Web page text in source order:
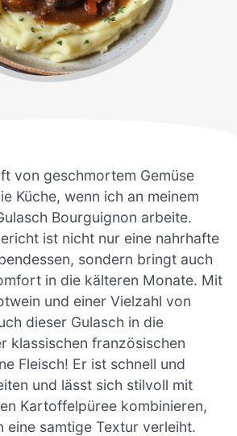
von geschmortem Gemüse
Küche, wenn ich an meinem
Bourguignon arbeite.
ist nicht nur eine nahrhafte
sondern bringt auch
in die kälteren Monate. Mit
und einer Vielzahl von
dieser Gulasch in die
klassischen französischen
Fleisch! Er ist schnell und
und lässt sich stilvoll mit
Kartoffelpüree kombinieren,
eine samtige Textur verleiht.